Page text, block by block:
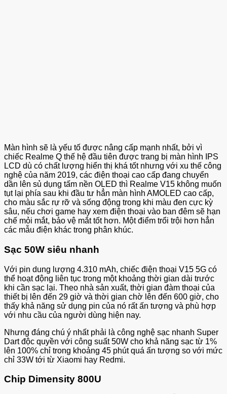
Màn hình sẽ là yếu tố được nâng cấp mạnh nhất, bởi vì
chiếc Realme Q thế hệ đầu tiên được trang bị màn hình IPS
LCD dù có chất lượng hiển thị khá tốt nhưng với xu thế công
nghệ của năm 2019, các điện thoại cao cấp đang chuyển
dần lên sủ dụng tấm nền OLED thì Realme V15 không muốn
tụt lại phía sau khi đầu tư hẳn màn hình AMOLED cao cấp,
cho màu sắc rự rỡ và sống động trong khi màu đen cực kỳ
sâu, nếu chơi game hay xem điện thoại vào ban đêm sẽ hạn
chế mỏi mắt, bảo vệ mắt tốt hơn. Một điểm trổi trội hơn hẳn
các mẫu điện khác trong phân khúc.
Sạc 50W siêu nhanh
Với pin dung lượng 4.310 mAh, chiếc điện thoại V15 5G có
thể hoạt động liên tục trong một khoảng thời gian dài trước
khi cần sạc lại. Theo nhà sản xuất, thời gian đàm thoại của
thiết bị lên đến 29 giờ và thời gian chờ lên đến 600 giờ, cho
thấy khả năng sử dụng pin của nó rất ấn tượng và phù hợp
với nhu cầu của người dùng hiện nay.
Nhưng đáng chú ý nhất phải là công nghệ sạc nhanh Super
Dart độc quyền với công suất 50W cho khả năng sạc từ 1%
lên 100% chỉ trong khoảng 45 phút quá ấn tượng so với mức
chỉ 33W tới từ Xiaomi hay Redmi.
Chip Dimensity 800U